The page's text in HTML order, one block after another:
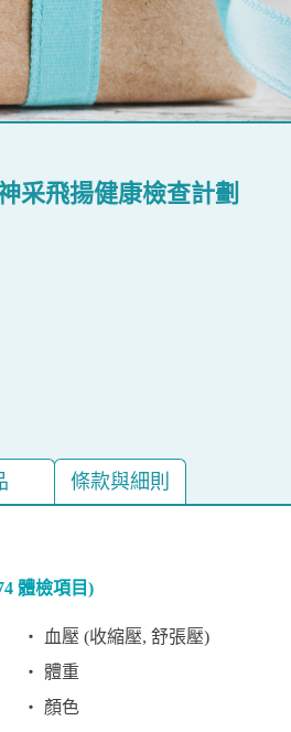
采飛揚健康檢查計劃
條款與細則
體檢項目)
‧ 血壓 (收縮壓, 舒張壓)
‧ 體重
‧ 顏色